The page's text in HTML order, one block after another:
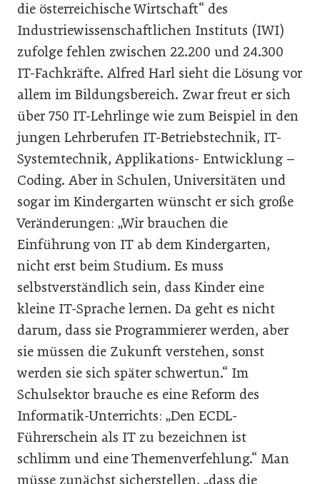
die österreichische Wirtschaft“ des
Industriewissenschaftlichen Instituts (IWI)
zufolge fehlen zwischen 22.200 und 24.300
IT-Fachkräfte. Alfred Harl sieht die Lösung vor
allem im Bildungsbereich. Zwar freut er sich
über 750 IT-Lehrlinge wie zum Beispiel in den
jungen Lehrberufen IT-Betriebstechnik, IT-
Systemtechnik, Applikations- Entwicklung –
Coding. Aber in Schulen, Universitäten und
sogar im Kindergarten wünscht er sich große
Veränderungen: „Wir brauchen die
Einführung von IT ab dem Kindergarten,
nicht erst beim Studium. Es muss
selbstverständlich sein, dass Kinder eine
kleine IT-Sprache lernen. Da geht es nicht
darum, dass sie Programmierer werden, aber
sie müssen die Zukunft verstehen, sonst
werden sie sich später schwertun.“ Im
Schulsektor brauche es eine Reform des
Informatik-Unterrichts: „Den ECDL-
Führerschein als IT zu bezeichnen ist
schlimm und eine Themenverfehlung.“ Man
müsse zunächst sicherstellen, „dass die